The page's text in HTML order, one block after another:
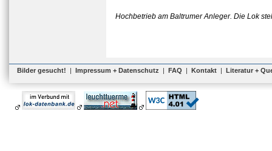
Hochbetrieb am Baltrumer Anleger. Die Lok
Bilder gesucht! | Impressum + Datenschutz | FAQ | Kontakt | Literatur +